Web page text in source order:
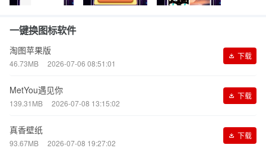
一键换图标软件
淘图苹果版
46.73MB 2026-07-06 08:51:01
下载
MetYou遇见你
139.31MB 2026-07-08 13:15:02
下载
真香壁纸
93.67MB 2026-07-08 19:27:02
下载